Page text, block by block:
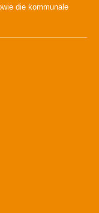
die kommunale